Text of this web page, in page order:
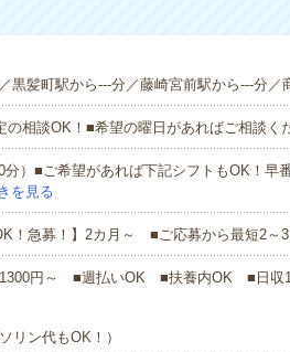
黒髪町駅から---分／藤崎宮前駅から---分／
の相談OK！■希望の曜日があればご相談く
分）■ご希望があれば下記シフトもOK！早
を見る
！急募！】2カ月～ ■ご応募から最短2～
1300円～ ■週払いOK ■扶養内OK ■日収1
リン代もOK！）